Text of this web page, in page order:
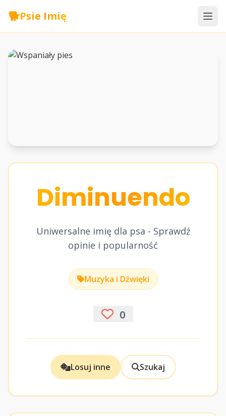
🐕Psie Imię
Diminuendo
Uniwersalne imię dla psa - Sprawdź
opinie i popularność
Muzyka i Dźwięki
0
Losuj inne Szukaj